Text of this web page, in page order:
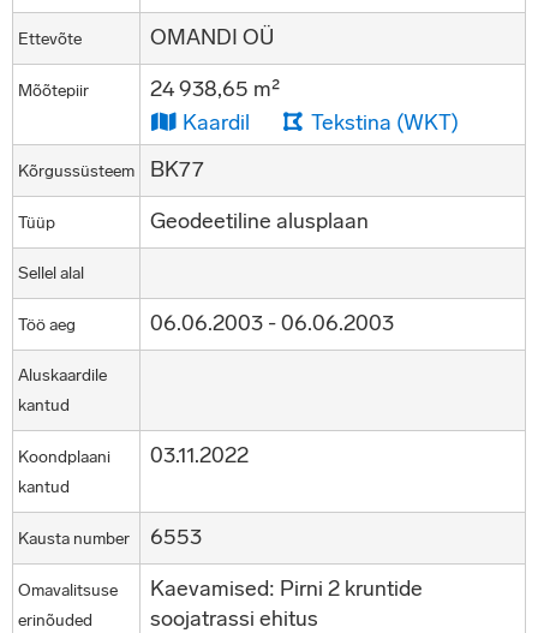
Ettevõte OMANDI OÜ
Mõõtepiir
24 938,65 m²
Kaardil
Tekstina (WKT)
Kõrgussüsteem BK77
Tüüp Geodeetiline alusplaan
Sellel alal
Töö aeg 06.06.2003 - 06.06.2003
Aluskaardile
kantud
Koondplaani
kantud
03.11.2022
Kausta number 6553
Omavalitsuse
erinõuded
Kaevamised: Pirni 2 kruntide
soojatrassi ehitus